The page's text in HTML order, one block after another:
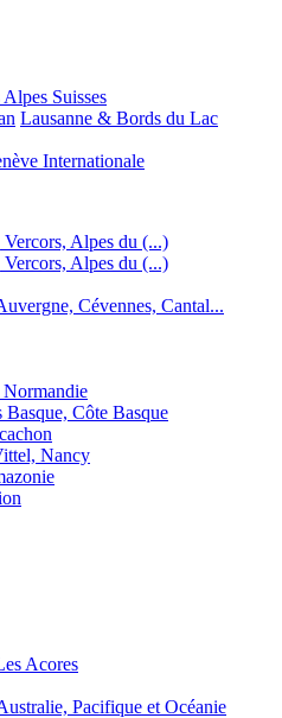
Suisses
Lausanne & Bords du Lac
Internationale
Alpes du (...)
Alpes du (...)
Cévennes, Cantal...
Basque, Côte Basque
Nancy
Acores
Pacifique et Océanie